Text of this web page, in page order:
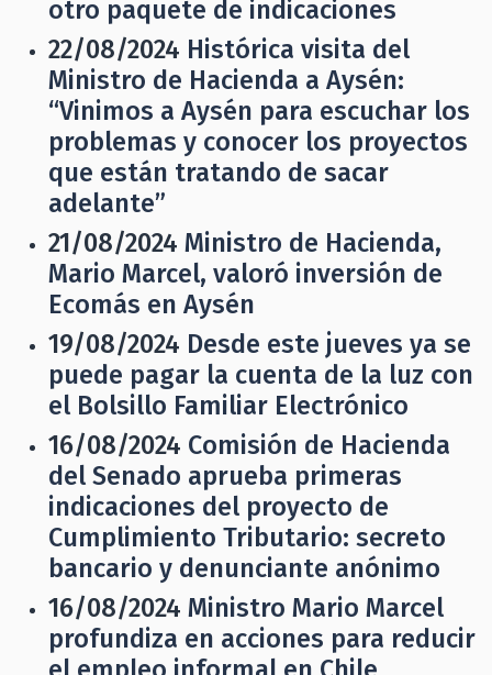
otro paquete de indicaciones
22/08/2024 Histórica visita del
Ministro de Hacienda a Aysén:
“Vinimos a Aysén para escuchar los
problemas y conocer los proyectos
que están tratando de sacar
adelante”
21/08/2024 Ministro de Hacienda,
Mario Marcel, valoró inversión de
Ecomás en Aysén
19/08/2024 Desde este jueves ya se
puede pagar la cuenta de la luz con
el Bolsillo Familiar Electrónico
16/08/2024 Comisión de Hacienda
del Senado aprueba primeras
indicaciones del proyecto de
Cumplimiento Tributario: secreto
bancario y denunciante anónimo
16/08/2024 Ministro Mario Marcel
profundiza en acciones para reducir